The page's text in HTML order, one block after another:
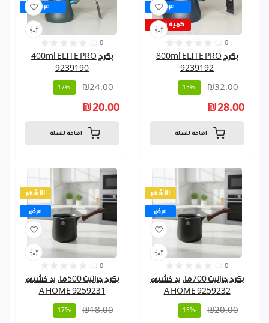
عرض
0
بكرج 400ml ELITE PRO
9239190
₪24.00
-17%
₪20.00
اضافة للسلة
عرض
كمية قليلة
0
بكرج 800ml ELITE PRO
9239192
₪32.00
-13%
₪28.00
اضافة للسلة
الأشهر
عرض
0
بكرج جرانيت 500مل يد خشبي
A HOME 9259231
₪18.00
-17%
الأشهر
عرض
0
بكرج جرانيت 700مل يد خشبي
A HOME 9259232
₪20.00
-15%